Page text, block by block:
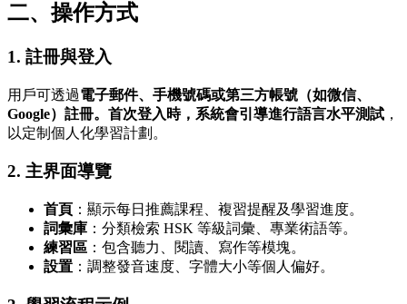
二、操作方式
1. 註冊與登入
用戶可透過電子郵件、手機號碼或第三方帳號（如微信、
Google） 註冊。首次登入時，系統會引導進行語言水平測試 ，
以定制個人化學習計劃。
2. 主界面導覽
首頁 ：顯示每日推薦課程、複習提醒及學習進度。
詞彙庫 ：分類檢索 HSK 等級詞彙、專業術語等。
練習區 ：包含聽力、閱讀、寫作等模塊。
設置 ：調整發音速度、字體大小等個人偏好。